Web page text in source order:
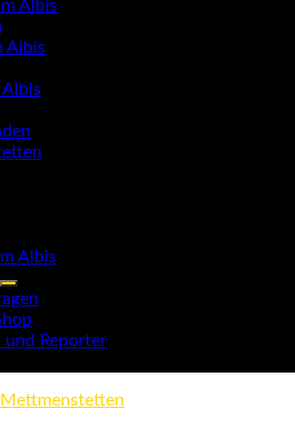
Albis
Albis
Albis
Albis
Untermenü
anzeigen
und Reporter
Mettmenstetten